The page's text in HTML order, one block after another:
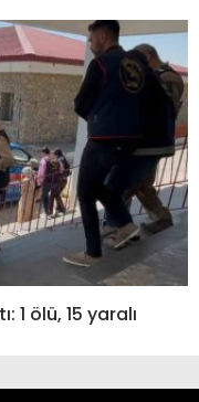
ölü, 15 yaralı